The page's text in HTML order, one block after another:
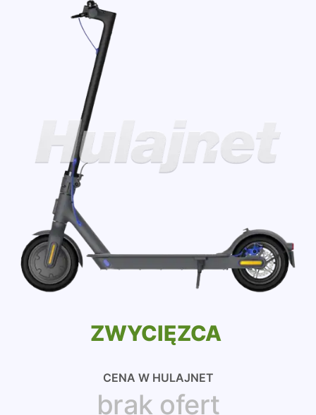
ZWYCIĘZCA
CENA W HULAJNET
brak ofert